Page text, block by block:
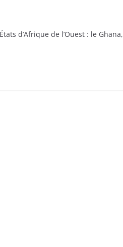
d’Afrique de l’Ouest : le Ghana,